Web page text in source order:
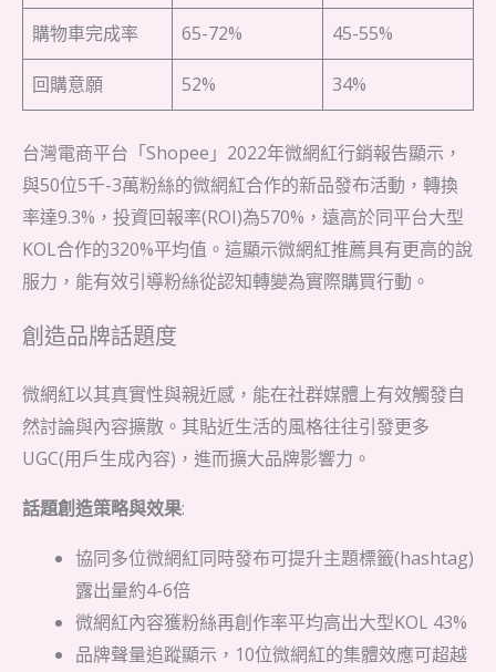
購物車完成率 65-72% 45-55%
回購意願 52% 34%
台灣電商平台「Shopee」2022年微網紅行銷報告顯示，
與50位5千-3萬粉絲的微網紅合作的新品發布活動，轉換
率達9.3%，投資回報率(ROI)為570%，遠高於同平台大型
KOL合作的320%平均值。這顯示微網紅推薦具有更高的說
服力，能有效引導粉絲從認知轉變為實際購買行動。
創造品牌話題度
微網紅以其真實性與親近感，能在社群媒體上有效觸發自
然討論與內容擴散。其貼近生活的風格往往引發更多
UGC(用戶生成內容)，進而擴大品牌影響力。
話題創造策略與效果:
協同多位微網紅同時發布可提升主題標籤(hashtag)
露出量約4-6倍
微網紅內容獲粉絲再創作率平均高出大型KOL 43%
品牌聲量追蹤顯示，10位微網紅的集體效應可超越